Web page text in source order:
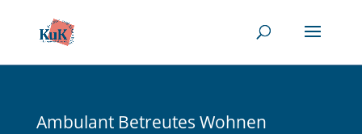
Ambulant Betreutes Wohnen